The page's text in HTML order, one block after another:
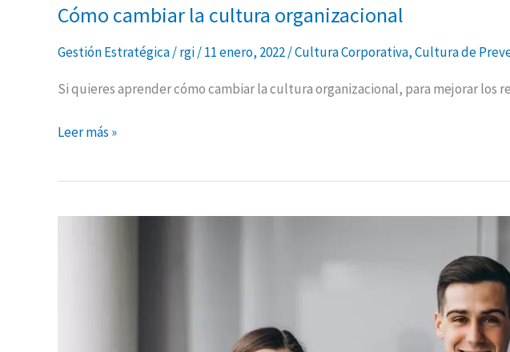
Cómo cambiar la cultura organizacional
Gestión Estratégica/rgi/11 enero, 2022/Cultura Corporativa,Cultura de
Si quieres aprender cómo cambiar la cultura organizacional, para mejorar los
Leer más »